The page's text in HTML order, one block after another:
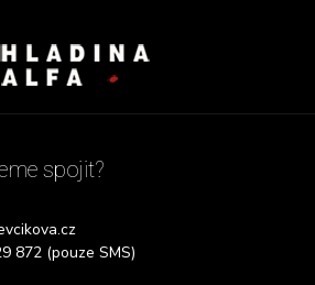
spojit?
872 (pouze SMS)